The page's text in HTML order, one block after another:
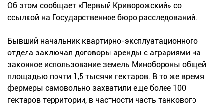
Об этом сообщает «Первый Криворожский» со
ссылкой на Государственное бюро расследований.
Бывший начальник квартирно-эксплуатационного
отдела заключал договоры аренды с аграриями на
законное использование земель Минобороны общей
площадью почти 1,5 тысячи гектаров. В то же время
фермеры самовольно захватили еще более 100
гектаров территории, в частности часть танкового